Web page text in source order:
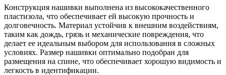
Конструкция нашивки выполнена из высококачественного
пластизола, что обеспечивает ей высокую прочность и
долговечность. Материал устойчив к внешним воздействиям,
таким как дождь, грязь и механические повреждения, что
делает ее идеальным выбором для использования в сложных
условиях. Размер нашивки оптимально подобран для
размещения на спине, что обеспечивает хорошую видимость и
легкость в идентификации.